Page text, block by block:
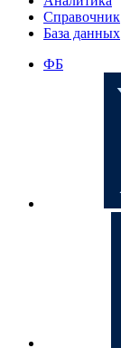
Справочник
База данных
ФБ